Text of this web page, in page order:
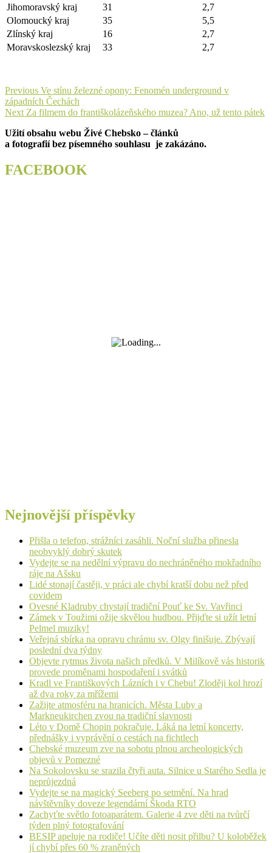
Jihomoravský kraj 31
2,7
Olomoucký kraj
35
5,5
Zlínský kraj
16
2,7
Moravskoslezský kraj
33 2,7
Navigace
pro
příspěvek
Previous Previous
post:
Ve stínu železné opony: Fenomén underground v
západních Čechách
Next Next
Za filmem do františkolázeňského muzea? Ano, už tento pátek
Užití obsahu webu Živé Chebsko – článků
a fotografií bez písemného souhlasu je zakázáno.
FACEBOOK
Nejnovější příspěvky
Přišla o telefon, strážníci zasáhli. Noční služba přinesla
neobvyklý dobrý skutek
Vydejte se na nedělní výpravu do nechráněného mokřadního
ráje na Ašsku
Lidé stonají častěji, v práci ale chybí kratší dobu než před
covidem
Ovesné Kladruby chystají tradiční Pouť ke Sv. Vavřinci
Zámek v Toužimi ožije skvělou hudbou. Přijďte si užít letní
Pelmel muziky!
Veřejná sbírka na opravu chrámu sv. Olgy finišuje. Zbývají
poslední dva týdny
Objevte rytmus života našich předků. V Milíkově vás historik
provede proměnami hospodaření i svátků
Kradl ve Františkových Lázních i v Chebu! Zloději kol hrozí
až dva roky za mřížemi
Zažijte atmosféru na hranicích. Města Luby a
Markneukirchen zvou na tradiční slavnosti
Léto v Domě Chopin pokračuje. Láká na letní koncerty,
přednášky i vyprávění o cestách na fichtlech
Chebské muzeum zve na sobotu plnou archeologických
objevů v Pomezné
Na Sokolovsku se srazila čtyři auta. Silnice u Starého Sedla je
neprůjezdná
Vydejte se na magický Seeberg po setmění. Na hrad
návštěvníky doveze legendární Škoda RTO
Zachyťte světlo fotoaparátem. Galerie 4 zve děti na tvůrčí
týden plný fotografování
BESIP apeluje na rodiče! Učíte děti nosit přilbu? U koloběžek
jí chybí přes 60 % zraněných